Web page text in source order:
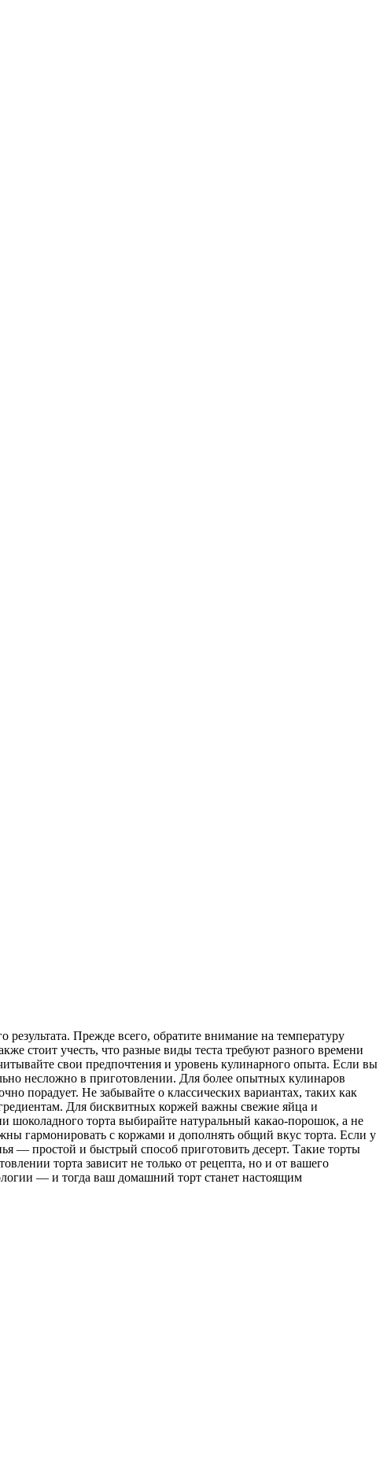
Прежде всего, обратите внимание на температуру
стоит учесть, что разные виды теста требуют разного времени
свои предпочтения и уровень кулинарного опыта. Если вы
несложно в приготовлении. Для более опытных кулинаров
порадует. Не забывайте о классических вариантах, таких как
Для бисквитных коржей важны свежие яйца и
торта выбирайте натуральный какао-порошок, а не
гармонировать с коржами и дополнять общий вкус торта. Если у
— простой и быстрый способ приготовить десерт. Такие торты
торта зависит не только от рецепта, но и от вашего
— и тогда ваш домашний торт станет настоящим